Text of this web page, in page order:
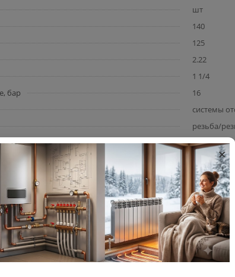
шт
140
125
2.22
1 1/4
бар
16
системы
резьба/
32
латунь
счетчик
от +5 до +90
нет
160
×